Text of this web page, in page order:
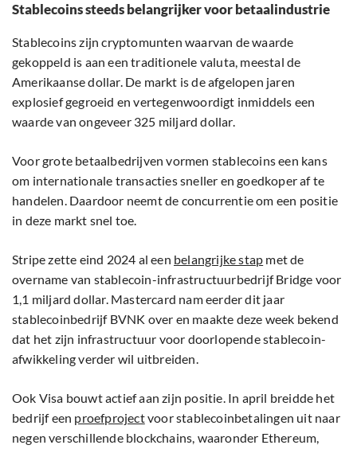
Stablecoins steeds belangrijker voor betaalindustrie
Stablecoins zijn cryptomunten waarvan de waarde
gekoppeld is aan een traditionele valuta, meestal de
Amerikaanse dollar. De markt is de afgelopen jaren
explosief gegroeid en vertegenwoordigt inmiddels een
waarde van ongeveer 325 miljard dollar.
Voor grote betaalbedrijven vormen stablecoins een kans
om internationale transacties sneller en goedkoper af te
handelen. Daardoor neemt de concurrentie om een positie
in deze markt snel toe.
Stripe zette eind 2024 al een belangrijke stap met de
overname van stablecoin-infrastructuurbedrijf Bridge voor
1,1 miljard dollar. Mastercard nam eerder dit jaar
stablecoinbedrijf BVNK over en maakte deze week bekend
dat het zijn infrastructuur voor doorlopende stablecoin-
afwikkeling verder wil uitbreiden.
Ook Visa bouwt actief aan zijn positie. In april breidde het
bedrijf een proefprojectvoor stablecoinbetalingen uit naar
negen verschillende blockchains, waaronder Ethereum,